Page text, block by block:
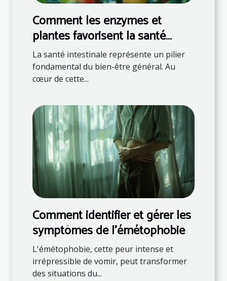
Comment les enzymes et
plantes favorisent la santé
intestinale
La santé intestinale représente un pilier
fondamental du bien-être général. Au
cœur de cette...
Comment identifier et gérer les
symptômes de l'émétophobie
L'émétophobie, cette peur intense et
irrépressible de vomir, peut transformer
des situations du...